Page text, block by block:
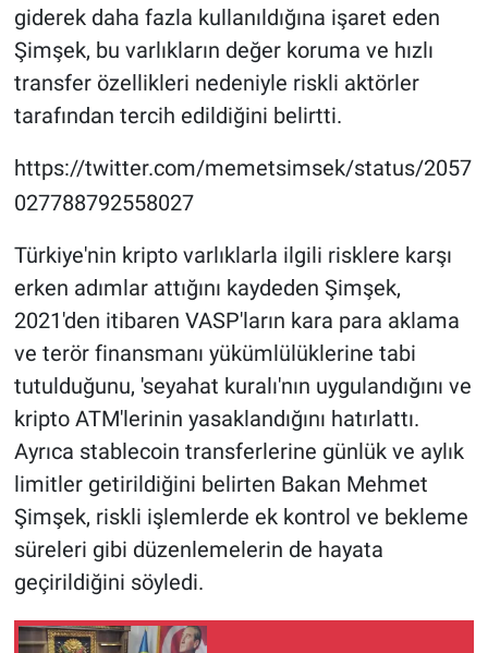
giderek daha fazla kullanıldığına işaret eden
Şimşek, bu varlıkların değer koruma ve hızlı
transfer özellikleri nedeniyle riskli aktörler
tarafından tercih edildiğini belirtti.
https://twitter.com/memetsimsek/status/2057
027788792558027
Türkiye'nin kripto varlıklarla ilgili risklere karşı
erken adımlar attığını kaydeden Şimşek,
2021'den itibaren VASP'ların kara para aklama
ve terör finansmanı yükümlülüklerine tabi
tutulduğunu, 'seyahat kuralı'nın uygulandığını ve
kripto ATM'lerinin yasaklandığını hatırlattı.
Ayrıca stablecoin transferlerine günlük ve aylık
limitler getirildiğini belirten Bakan Mehmet
Şimşek, riskli işlemlerde ek kontrol ve bekleme
süreleri gibi düzenlemelerin de hayata
geçirildiğini söyledi.